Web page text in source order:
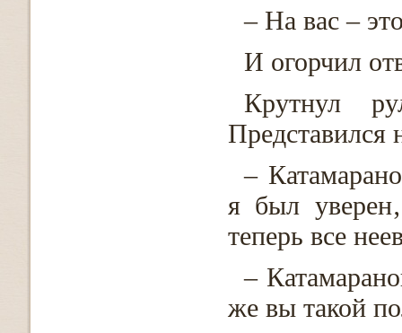
– На вас –
И огорчил
Крутнул
Представился
–
я был
теперь все
–
же вы такой